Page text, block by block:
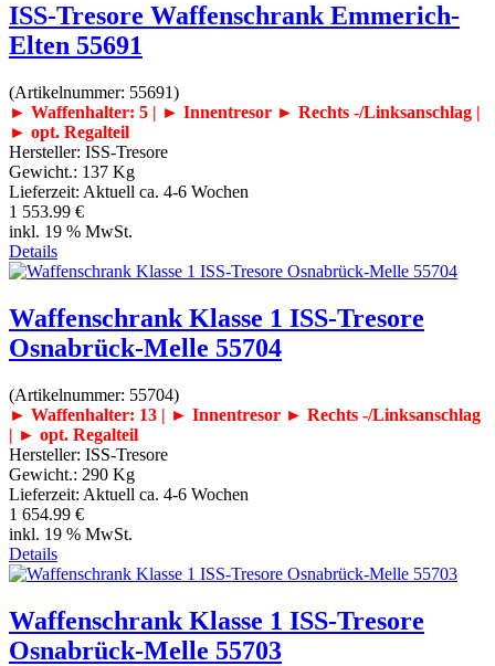
ISS-Tresore Waffenschrank Emmerich-
Elten 55691
(Artikelnummer: 55691)
► Waffenhalter: 5 | ► Innentresor ► Rechts -/Linksanschlag |
► opt. Regalteil
Hersteller: ISS-Tresore
Gewicht.: 137 Kg
Lieferzeit: Aktuell ca. 4-6 Wochen
1 553.99 €
inkl. 19 % MwSt.
Details
Waffenschrank Klasse 1 ISS-Tresore
Osnabrück-Melle 55704
(Artikelnummer: 55704)
► Waffenhalter: 13 | ► Innentresor ► Rechts -/Linksanschlag
| ► opt. Regalteil
Hersteller: ISS-Tresore
Gewicht.: 290 Kg
Lieferzeit: Aktuell ca. 4-6 Wochen
1 654.99 €
inkl. 19 % MwSt.
Details
Waffenschrank Klasse 1 ISS-Tresore
Osnabrück-Melle 55703